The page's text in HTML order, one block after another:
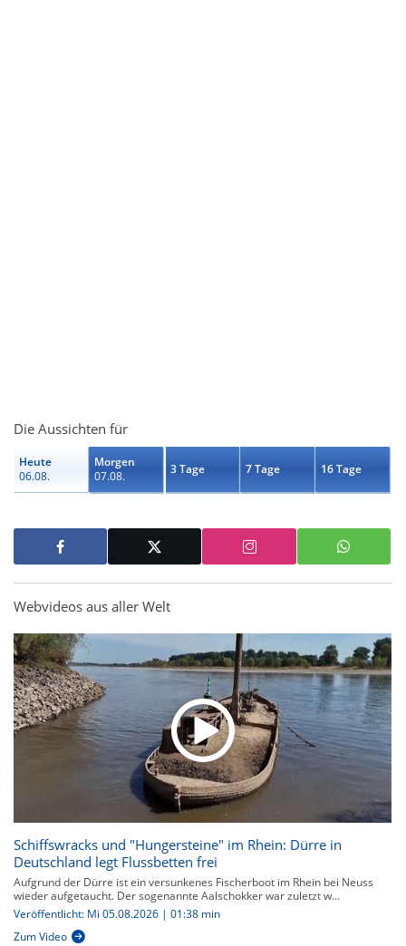
Die Aussichten für
Heute
06.08.
Morgen
07.08.
3 Tage 7 Tage 16 Tage
Webvideos aus aller Welt
Schiffswracks und "Hungersteine" im Rhein: Dürre in
Deutschland legt Flussbetten frei
Aufgrund der Dürre ist ein versunkenes Fischerboot im Rhein bei Neuss
wieder aufgetaucht. Der sogenannte Aalschokker war zuletzt w...
Veröffentlicht: Mi 05.08.2026 | 01:38 min
Zum Video